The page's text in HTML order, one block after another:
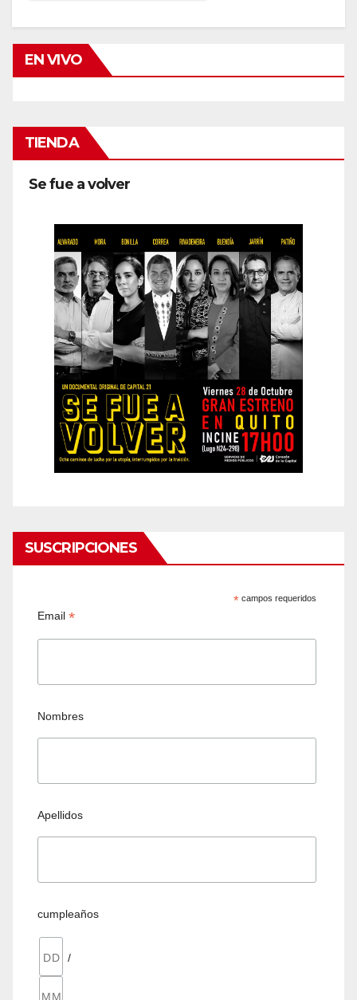
EN VIVO
TIENDA
Se fue a volver
SUSCRIPCIONES
* campos requeridos
Email*
Nombres
Apellidos
cumpleaños
/